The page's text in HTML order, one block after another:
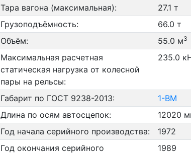
Тара вагона (максимальная):
27.1 т
Грузоподъёмность:
66.0 т
Объём:
55.0 м3
Максимальная расчетная
статическая нагрузка от колесной
пары на рельсы:
235.0
Габарит по ГОСТ 9238-2013:
1-ВМ
Длина по осям автосцепок:
12020
Год начала серийного производства:
1972
Год окончания серийного
1989